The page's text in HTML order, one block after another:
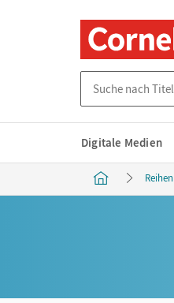
Digitale Medien
Reihen